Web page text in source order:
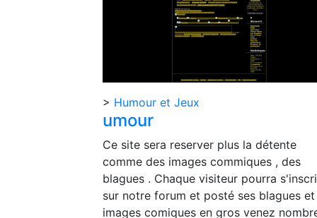
> Humour et Jeux
umour
Ce site sera reserver plus la détente
comme des images commiques , des
blagues . Chaque visiteur pourra
sur notre forum et posté ses blagues et
images comiques en gros venez